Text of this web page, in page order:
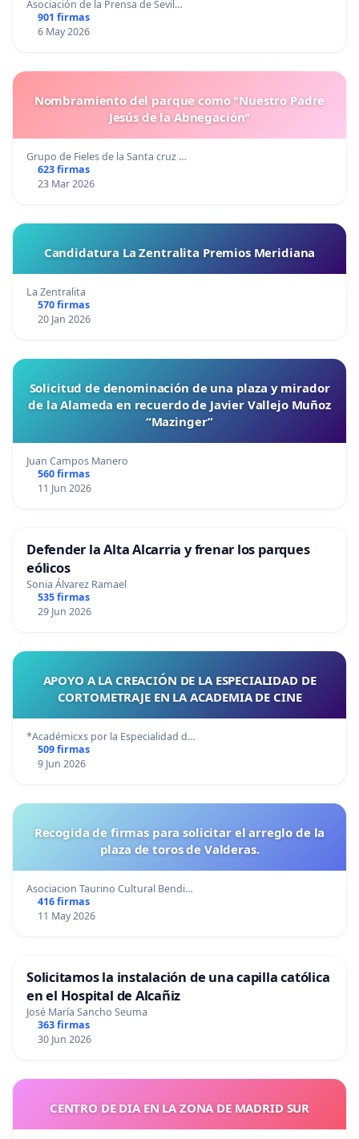
Asociación de la Prensa de Sevil…
901 firmas
6 May 2026
Nombramiento del parque como "Nuestro Padre
Jesús de la Abnegación"
Grupo de Fieles de la Santa cruz …
623 firmas
23 Mar 2026
Candidatura La Zentralita Premios Meridiana
La Zentralita
570 firmas
20 Jan 2026
Solicitud de denominación de una plaza y mirador
de la Alameda en recuerdo de Javier Vallejo Muñoz
“Mazinger”
Juan Campos Manero
560 firmas
11 Jun 2026
Defender la Alta Alcarria y frenar los parques
eólicos
Sonia Álvarez Ramael
535 firmas
29 Jun 2026
APOYO A LA CREACIÓN DE LA ESPECIALIDAD DE
CORTOMETRAJE EN LA ACADEMIA DE CINE
*Académicxs por la Especialidad d…
509 firmas
9 Jun 2026
Recogida de firmas para solicitar el arreglo de la
plaza de toros de Valderas.
Asociacion Taurino Cultural Bendi…
416 firmas
11 May 2026
Solicitamos la instalación de una capilla católica
en el Hospital de Alcañiz
José María Sancho Seuma
363 firmas
30 Jun 2026
CENTRO DE DIA EN LA ZONA DE MADRID SUR